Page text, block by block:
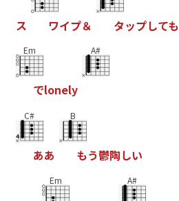
ス ワイプ＆ タップしても
Em
でlonely
A#
C#
ああ
B
もう鬱陶しい
Em A#